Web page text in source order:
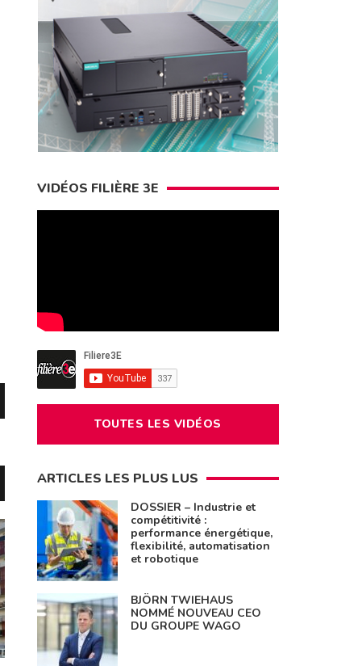
VIDÉOS FILIÈRE 3E
TOUTES LES VIDÉOS
ARTICLES LES PLUS LUS
DOSSIER – Industrie et
compétitivité :
performance énergétique,
flexibilité, automatisation
et robotique
BJÖRN TWIEHAUS
NOMMÉ NOUVEAU CEO
DU GROUPE WAGO